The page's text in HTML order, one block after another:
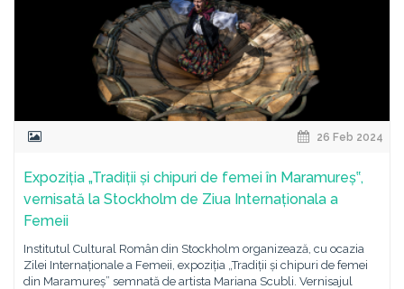
26 Feb 2024
Expoziția „Tradiții și chipuri de femei în Maramureș‟,
vernisată la Stockholm de Ziua Internaționala a
Femeii
Institutul Cultural Român din Stockholm organizează, cu ocazia
Zilei Internaționale a Femeii, expoziția „Tradiții și chipuri de femei
din Maramureș” semnată de artista Mariana Scubli. Vernisajul